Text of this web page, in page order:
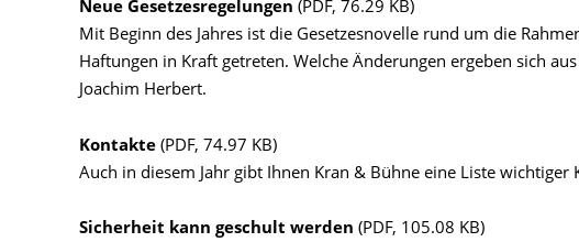
Neue Gesetzesregelungen (PDF, 76.29 KB)
Mit Beginn des Jahres ist die Gesetzesnovelle rund um die
Haftungen in Kraft getreten. Welche Änderungen ergeben sich
Joachim Herbert.
Kontakte (PDF, 74.97 KB)
Auch in diesem Jahr gibt Ihnen Kran & Bühne eine Liste
Sicherheit kann geschult werden (PDF, 105.08 KB)